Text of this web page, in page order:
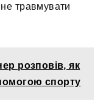
травмувати
розповів, як
спорту